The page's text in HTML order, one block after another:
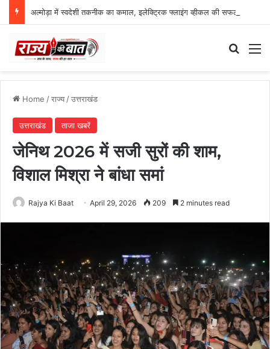
Home /राज्य/उत्तराखंड
उत्तराखंड ताजा खबरें
जेनिथ 2026 में सजी सुरों की शाम,
विशाल मिश्रा ने बांधा समां
Rajya Ki Baat April 29, 2026 209 2 minutes read